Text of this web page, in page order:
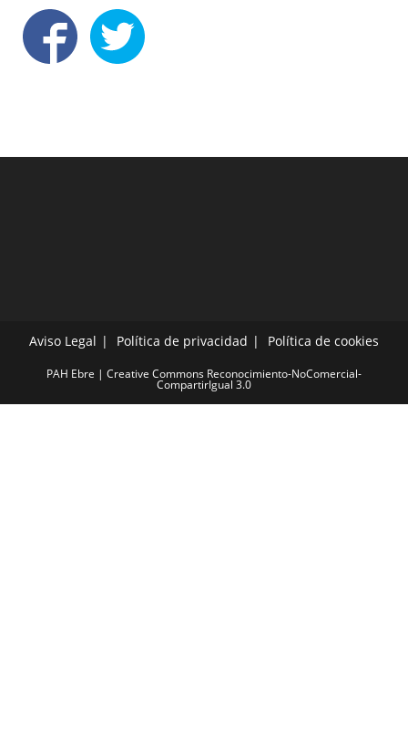
Aviso Legal Política de privacidad Política de cookies
PAH Ebre | Creative Commons Reconocimiento-NoComercial-
CompartirIgual 3.0